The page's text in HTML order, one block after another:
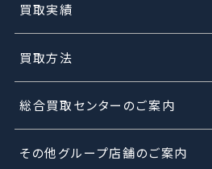
買取実績
買取方法
総合買取センターのご案内
その他グループ店舗のご案内